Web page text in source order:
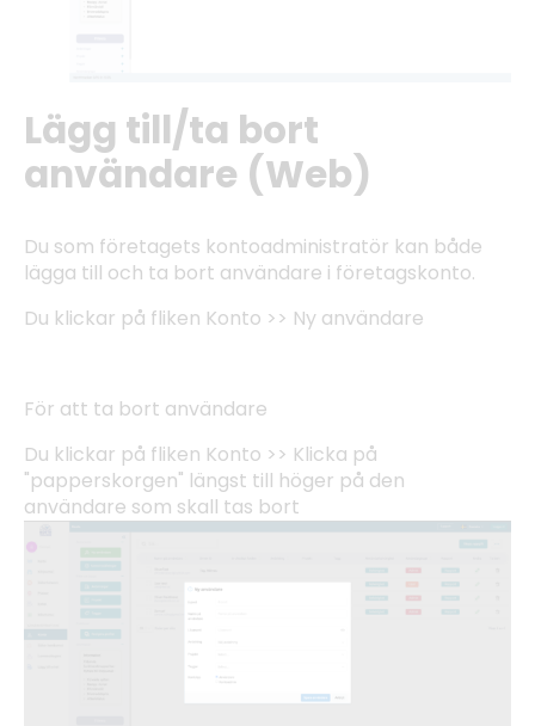
Lägg till/ta bort
användare (Web)
Du som företagets kontoadministratör kan både
lägga till och ta bort användare i företagskonto.
Du klickar på fliken Konto >> Ny användare
För att ta bort användare
Du klickar på fliken Konto >> Klicka på
"papperskorgen" längst till höger på den
användare som skall tas bort